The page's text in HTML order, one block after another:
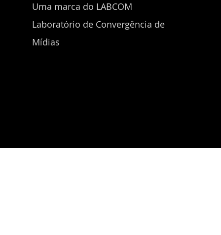
Uma marca do LABCOM
Laboratório de Convergência de
Mídias